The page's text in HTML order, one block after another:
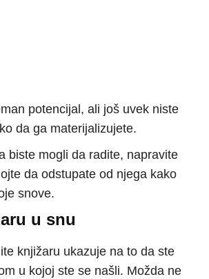
potencijal, ali još uvek niste
da ga materijalizujete.
biste mogli da radite, napravite
da odstupate od njega kako
snove.
u snu
knjižaru ukazuje na to da ste
u kojoj ste se našli. Možda ne